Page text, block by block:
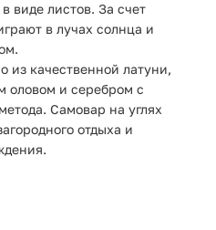
виде листов. За счет
в лучах солнца и
из качественной латуни,
оловом и серебром с
Самовар на углях
отдыха и